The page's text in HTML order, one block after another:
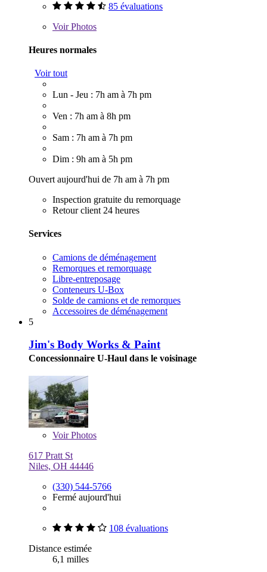
85 évaluations
VoirPhotos
Heures normales
Voir tout
Lun - Jeu : 7h am à 7h pm
Ven : 7h am à 8h pm
Sam : 7h am à 7h pm
Dim : 9h am à 5h pm
Ouvert aujourd'hui de 7h am à 7h pm
Inspection gratuite du remorquage
Retour client 24 heures
Services
Camions de déménagement
Remorques et remorquage
Libre-entreposage
Conteneurs U-Box
Solde de camions et de remorques
Accessoires de déménagement
5
Jim's Body Works & Paint
Concessionnaire U-Haul dans le voisinage
VoirPhotos
617 Pratt St
Niles, OH 44446
(330) 544-5766
Fermé aujourd'hui
108 évaluations
Distance estimée
6,1 milles